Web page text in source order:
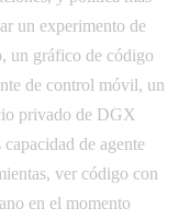
un experimento de
un gráfico de código
de control móvil, un
privado de DGX
de agente
ver código con
en el momento